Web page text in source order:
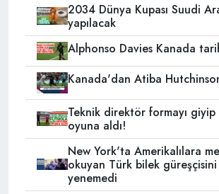
2034 Dünya Kupası Suudi
yapılacak
Alphonso Davies Kanada
Kanada'dan Atiba Hutchinson
Teknik direktör formayı giyip
oyuna aldı!
New York'ta Amerikalılara
okuyan Türk bilek güreşçisini
yenemedi